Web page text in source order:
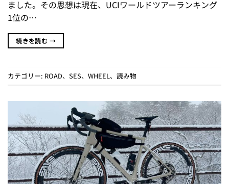
ました。その思想は現在、UCIワールドツアーランキング
1位の…
続きを読む →
カテゴリー: ROAD、 SES、 WHEEL 、 読み物